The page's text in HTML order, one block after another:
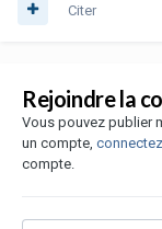
Citer
Rejoindre la
Vous pouvez publier
un compte,
compte.